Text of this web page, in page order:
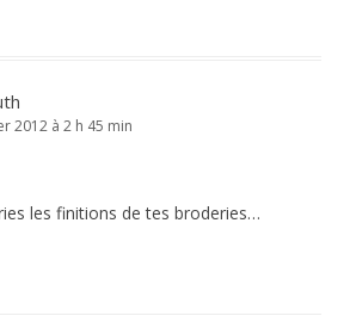
2012 à 2 h 45 min
les finitions de tes broderies…